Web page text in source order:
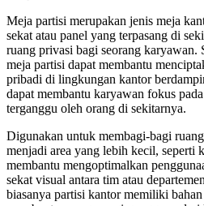
Meja partisi merupakan jenis meja
sekat atau panel yang terpasang di
ruang privasi bagi seorang
meja partisi dapat membantu
pribadi di lingkungan kantor
dapat membantu karyawan fokus
terganggu oleh orang di sekitarnya.
Digunakan untuk membagi-bagi
menjadi area yang lebih kecil, seperti
membantu mengoptimalkan
sekat visual antara tim atau
biasanya partisi kantor memiliki